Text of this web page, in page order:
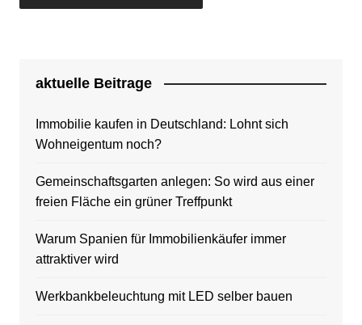
aktuelle Beitrage
Immobilie kaufen in Deutschland: Lohnt sich
Wohneigentum noch?
Gemeinschaftsgarten anlegen: So wird aus einer
freien Fläche ein grüner Treffpunkt
Warum Spanien für Immobilienkäufer immer
attraktiver wird
Werkbankbeleuchtung mit LED selber bauen